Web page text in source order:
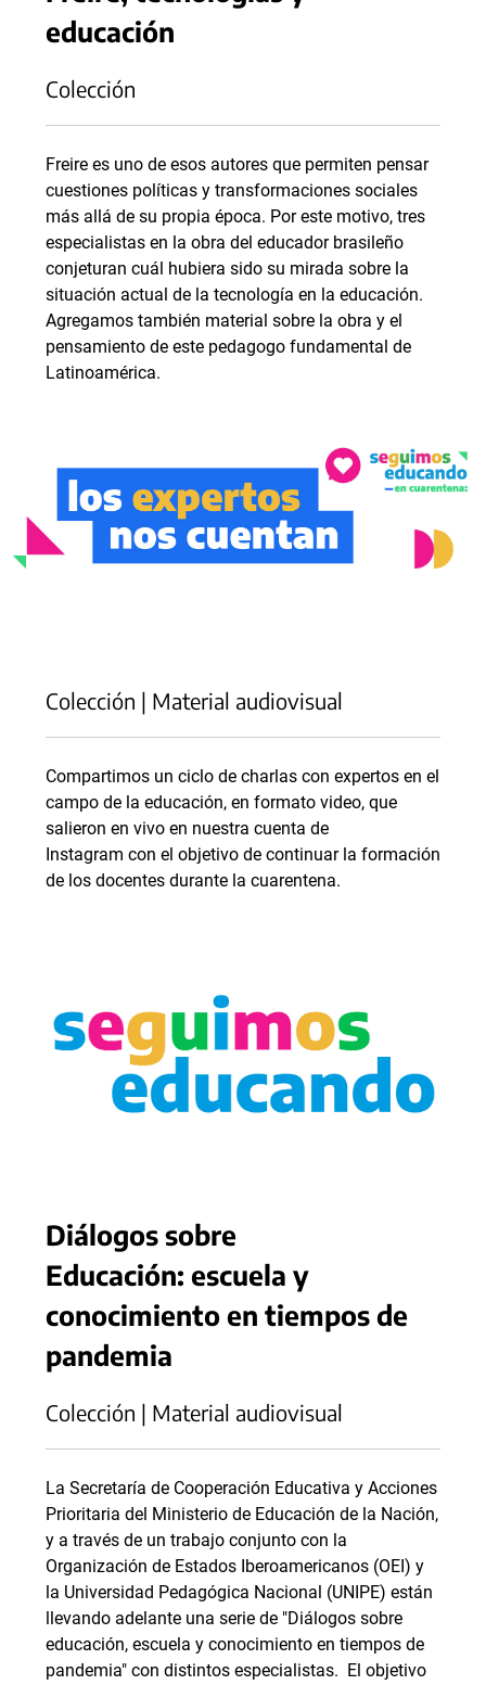
educación
Colección
Freire es uno de esos autores que permiten pensar
cuestiones políticas y transformaciones sociales
más allá de su propia época. Por este motivo, tres
especialistas en la obra del educador brasileño
conjeturan cuál hubiera sido su mirada sobre la
situación actual de la tecnología en la educación.
Agregamos también material sobre la obra y el
pensamiento de este pedagogo fundamental de
Latinoamérica.
Colección | Material audiovisual
Compartimos un ciclo de charlas con expertos en el
campo de la educación, en formato video, que
salieron en vivo en nuestra cuenta de
Instagram con el objetivo de continuar la formación
de los docentes durante la cuarentena.
Diálogos sobre
Educación: escuela y
conocimiento en tiempos de
pandemia
Colección | Material audiovisual
La Secretaría de Cooperación Educativa y Acciones
Prioritaria del Ministerio de Educación de la Nación,
y a través de un trabajo conjunto con la
Organización de Estados Iberoamericanos (OEI) y
la Universidad Pedagógica Nacional (UNIPE) están
llevando adelante una serie de "Diálogos sobre
educación, escuela y conocimiento en tiempos de
pandemia" con distintos especialistas. El objetivo